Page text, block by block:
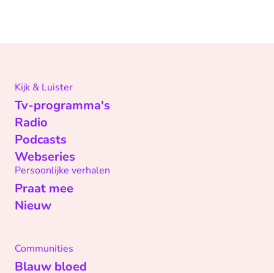
Kijk & Luister
Tv-programma's
Radio
Podcasts
Webseries
Persoonlijke verhalen
Praat mee
Nieuw
Communities
Blauw bloed